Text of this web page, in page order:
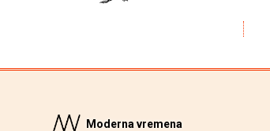
Moderna vremena